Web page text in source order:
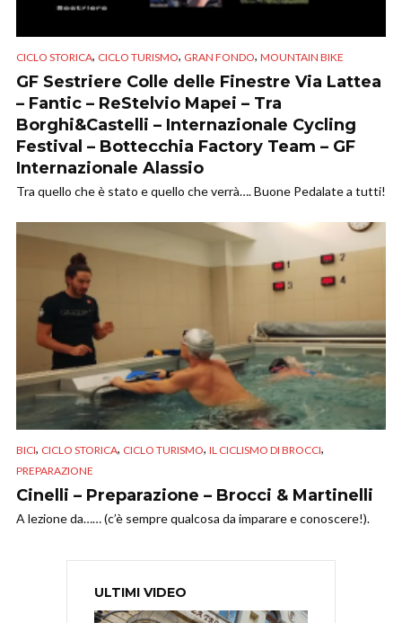
CICLO STORICA, CICLO TURISMO, GRAN FONDO, MOUNTAIN BIKE
GF Sestriere Colle delle Finestre Via Lattea
– Fantic – ReStelvio Mapei – Tra
Borghi&Castelli – Internazionale Cycling
Festival – Bottecchia Factory Team – GF
Internazionale Alassio
Tra quello che è stato e quello che verrà…. Buone Pedalate a tutti!
BICI, CICLO STORICA, CICLO TURISMO, IL CICLISMO DI BROCCI,
PREPARAZIONE
Cinelli – Preparazione – Brocci & Martinelli
A lezione da…… (c’è sempre qualcosa da imparare e conoscere!).
ULTIMI VIDEO